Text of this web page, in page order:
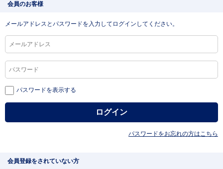
会員のお客様
メールアドレスとパスワードを入力してログインしてください。
パスワードを表示する
パスワードをお忘れの方はこちら
会員登録をされていない方